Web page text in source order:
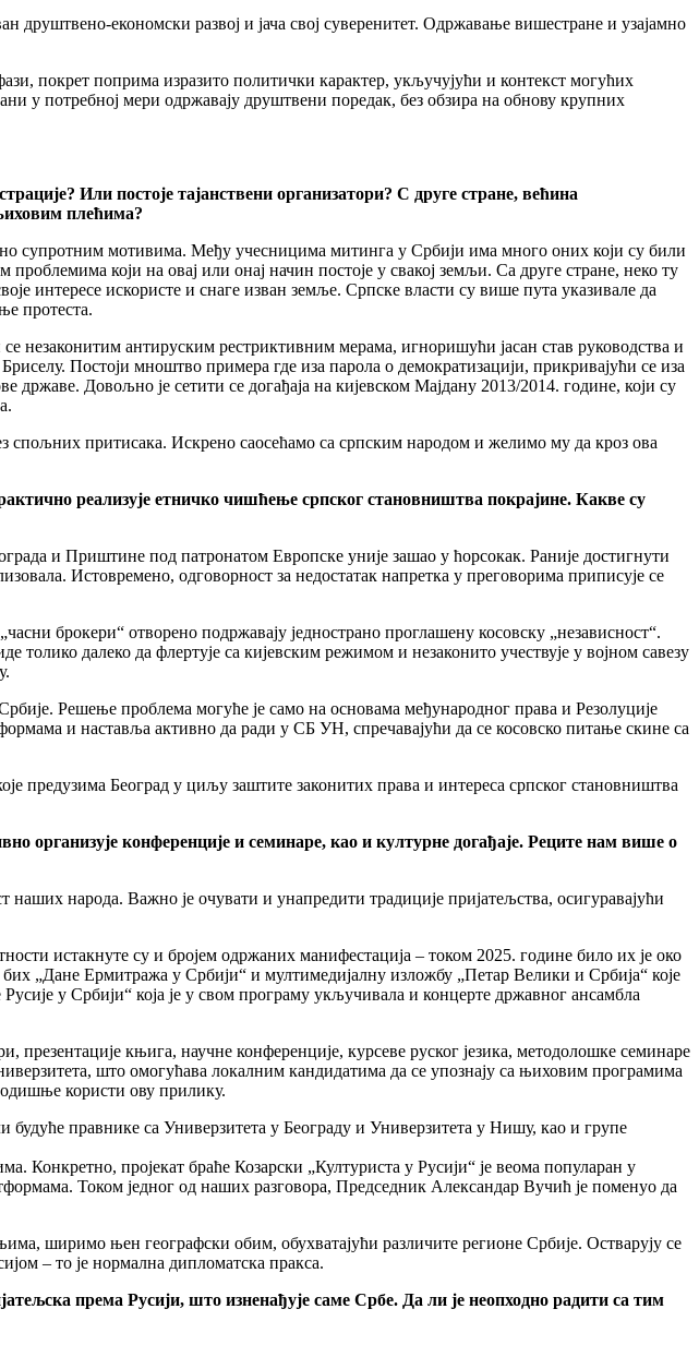
економски развој и јача свој суверенитет. Одржавање вишестране и узајамно
покрет поприма изразито политички карактер, укључујући и контекст могућих
у потребној мери одржавају друштвени поредак, без обзира на обнову крупних
Или постоје тајанствени организатори? С друге стране, већина
плећима?
супротним мотивима. Међу учесницима митинга у Србији има много оних који су били
који на овај или онај начин постоје у свакој земљи. Са друге стране, неко ту
интересе искористе и снаге изван земље. Српске власти су више пута указивале да
протеста.
незаконитим антируским рестриктивним мерама, игноришући јасан став руководства и
Постоји мноштво примера где иза парола о демократизацији, прикривајући се иза
Довољно је сетити се догађаја на кијевском Мајдану 2013/2014. године, који су
спољних притисака. Искрено саосећамо са српским народом и желимо му да кроз ова
реализује етничко чишћење српског становништва покрајине. Какве су
и Приштине под патронатом Европске уније зашао у ћорсокак. Раније достигнути
Истовремено, одговорност за недостатак напретка у преговорима приписује се
брокери“ отворено подржавају једнострано проглашену косовску „независност“.
далеко да флертује са кијевским режимом и незаконито учествује у војном савезу
Решење проблема могуће је само на основама међународног права и Резолуције
и наставља активно да ради у СБ УН, спречавајући да се косовско питање скине са
предузима Београд у циљу заштите законитих права и интереса српског становништва
организује конференције и семинаре, као и културне догађаје. Реците нам више о
народа. Важно је очувати и унапредити традиције пријатељства, осигуравајући
истакнуте су и бројем одржаних манифестација – током 2025. године било их је око
„Дане Ермитража у Србији“ и мултимедијалну изложбу „Петар Велики и Србија“ које
у Србији“ која је у свом програму укључивала и концерте државног ансамбла
књига, научне конференције, курсеве руског језика, методолошке семинаре
што омогућава локалним кандидатима да се упознају са њиховим програмима
користи ову прилику.
будуће правнике са Универзитета у Београду и Универзитета у Нишу, као и групе
пројекат браће Козарски „Културиста у Русији“ је веома популаран у
Током једног од наших разговора, Председник Александар Вучић је поменуо да
ширимо њен географски обим, обухватајући различите регионе Србије. Остварују се
– то је нормална дипломатска пракса.
према Русији, што изненађује саме Србе. Да ли је неопходно радити са тим